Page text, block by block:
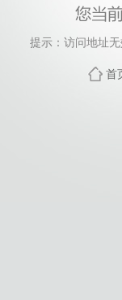
提示：访问地址
首